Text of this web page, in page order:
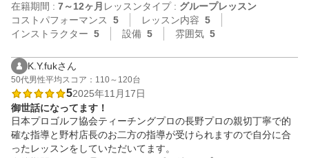
在籍期間 : 7～12ヶ月 レッスンタイプ : グループレッスン
コストパフォーマンス
5 レッスン内容 5
インストラクター 5 設備 5 雰囲気 5
K.Y.fukさん
50代男性平均スコア：110～120台
52025年11月17日
御世話になってます！
日本プロゴルフ協会ティーチングプロの長野プロの親切丁寧で的
確な指導と野村店長のお二方の指導が受けられますので自分に合
ったレッスンをしていただいてます。